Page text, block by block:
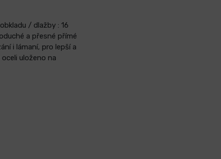
/ dlažby : 16
a přesné přímé
i lámaní, pro lepší a
uloženo na